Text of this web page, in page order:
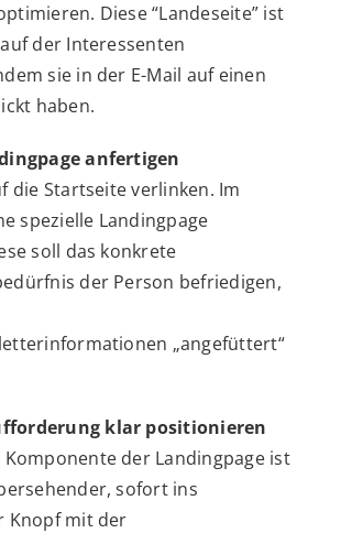
Diese “Landeseite” ist
der Interessenten
sie in der E-Mail auf einen
haben.
anfertigen
die Startseite verlinken. Im
spezielle Landingpage
soll das konkrete
der Person befriedigen,
„angefüttert“
klar positionieren
der Landingpage ist
sofort ins
Knopf mit der